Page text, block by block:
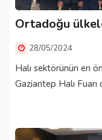
Ortadoğu
28/05/2024
Halı sektörünün en
Gaziantep Halı